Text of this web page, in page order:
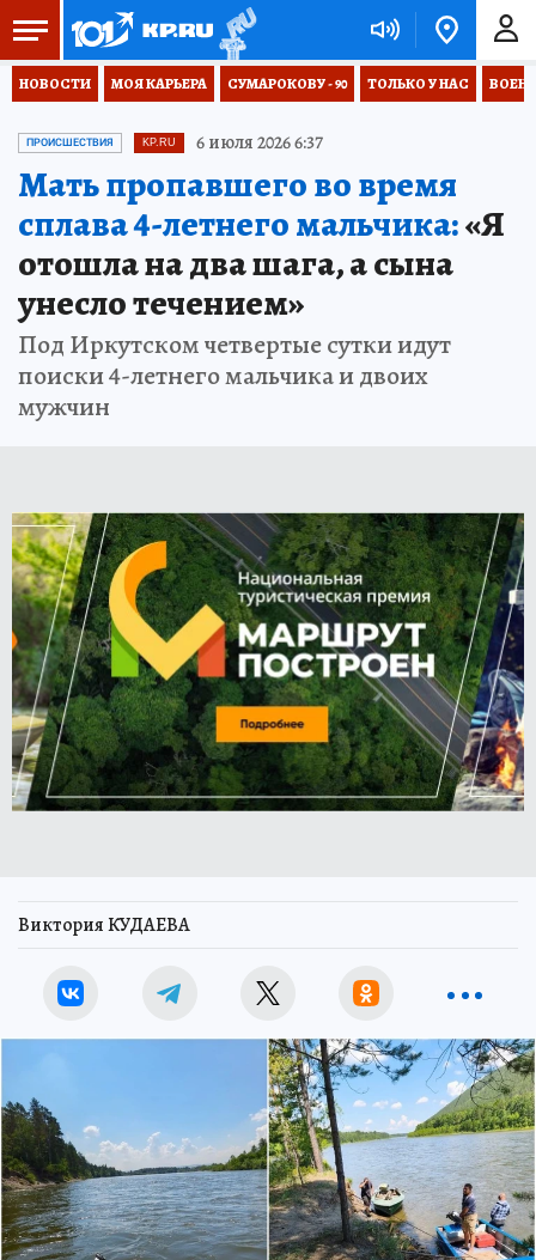
НОВОСТИ МОЯ КАРЬЕРА СУМАРОКОВУ - 90 ТОЛЬКО У НАС
ПРОИСШЕСТВИЯ KP.RU 6 июля 2026 6:37
Мать пропавшего во время
сплава 4-летнего мальчика:«Я
отошла на два шага, а сына
унесло течением»
Под Иркутском четвертые сутки идут
поиски 4-летнего мальчика и двоих
мужчин
Виктория КУДАЕВА